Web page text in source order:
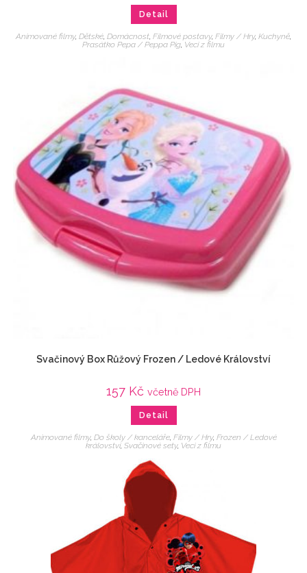
Detail
Animované filmy, Dětské, Domácnost, Filmové postavy, Filmy / Hry, Kuchyně,
Prasátko Pepa / Peppa Pig, Veci z filmu
Svačinový Box Růžový Frozen / Ledové Království
157 Kč včetně DPH
Detail
Animované filmy, Do školy / kanceláře, Filmy / Hry, Frozen / Ledové
království, Svačinové sety, Veci z filmu